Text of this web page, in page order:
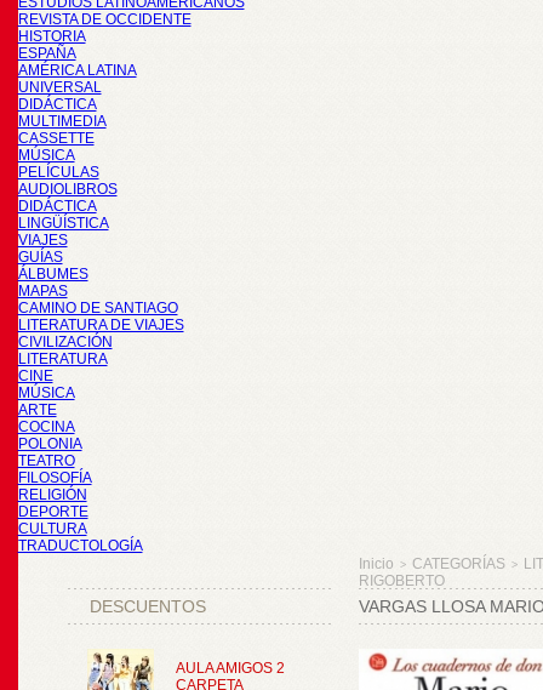
REVISTA DE OCCIDENTE
HISTORIA
ESPAÑA
AMÉRICA LATINA
UNIVERSAL
DIDÁCTICA
MULTIMEDIA
CASSETTE
MÚSICA
PELÍCULAS
AUDIOLIBROS
DIDÁCTICA
LINGÜÍSTICA
VIAJES
GUÍAS
ÁLBUMES
MAPAS
CAMINO DE SANTIAGO
LITERATURA DE VIAJES
CIVILIZACIÓN
LITERATURA
CINE
MÚSICA
ARTE
COCINA
POLONIA
TEATRO
FILOSOFÍA
RELIGIÓN
DEPORTE
CULTURA
TRADUCTOLOGÍA
DESCUENTOS
AULA AMIGOS 2
CARPETA
Inicio > CATEGORÍAS >
RIGOBERTO
VARGAS LLOSA